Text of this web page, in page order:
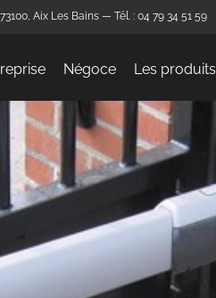
Aix Les Bains — Tél. : 04 79 34 51 59
Négoce Les produits